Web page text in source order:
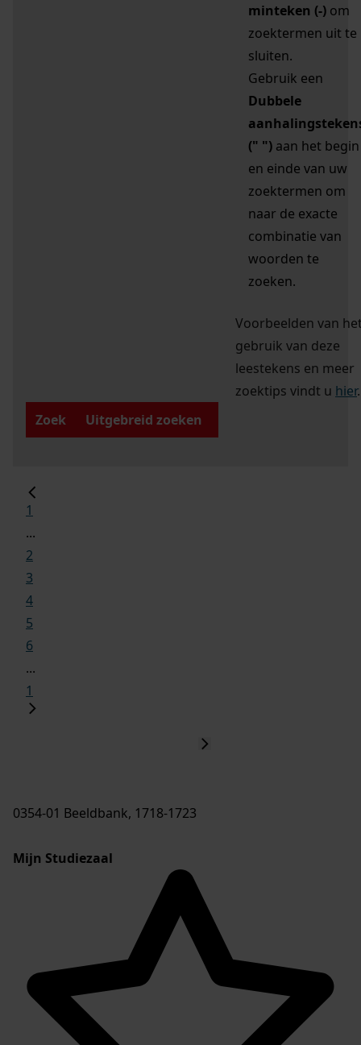
minteken (-) om
zoektermen uit te
sluiten.
Gebruik een
Dubbele
(" ") aan het begin
en einde van uw
zoektermen om
naar de exacte
combinatie van
woorden te
zoeken.
Voorbeelden van
gebruik van deze
leestekens en meer
zoektips vindt u hier.
Zoek
Uitgebreid zoeken
1
...
2
3
4
5
6
...
1
0354-01 Beeldbank, 1718-1723
Mijn Studiezaal